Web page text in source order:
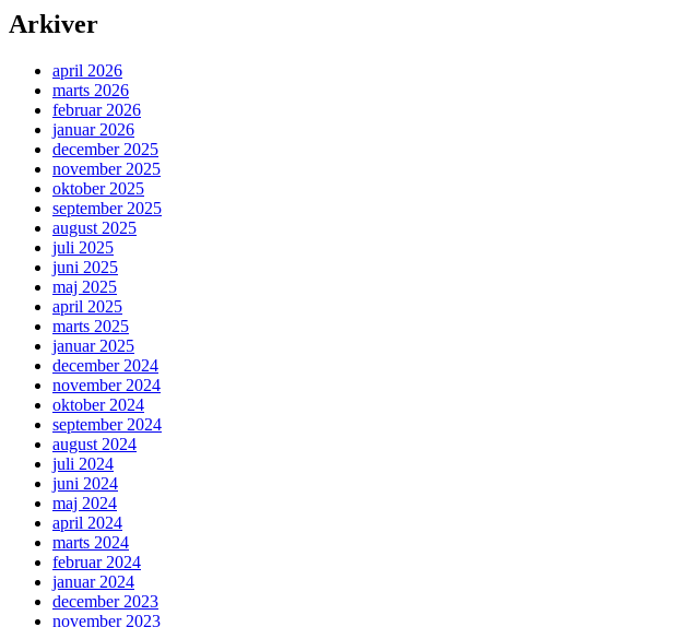
Arkiver
april 2026
marts 2026
februar 2026
januar 2026
december 2025
november 2025
oktober 2025
september 2025
august 2025
juli 2025
juni 2025
maj 2025
april 2025
marts 2025
januar 2025
december 2024
november 2024
oktober 2024
september 2024
august 2024
juli 2024
juni 2024
maj 2024
april 2024
marts 2024
februar 2024
januar 2024
december 2023
november 2023